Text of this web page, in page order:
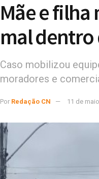
Mãe e
mal dentro
Caso mobilizou
moradores e
Por Redação CN 11 de